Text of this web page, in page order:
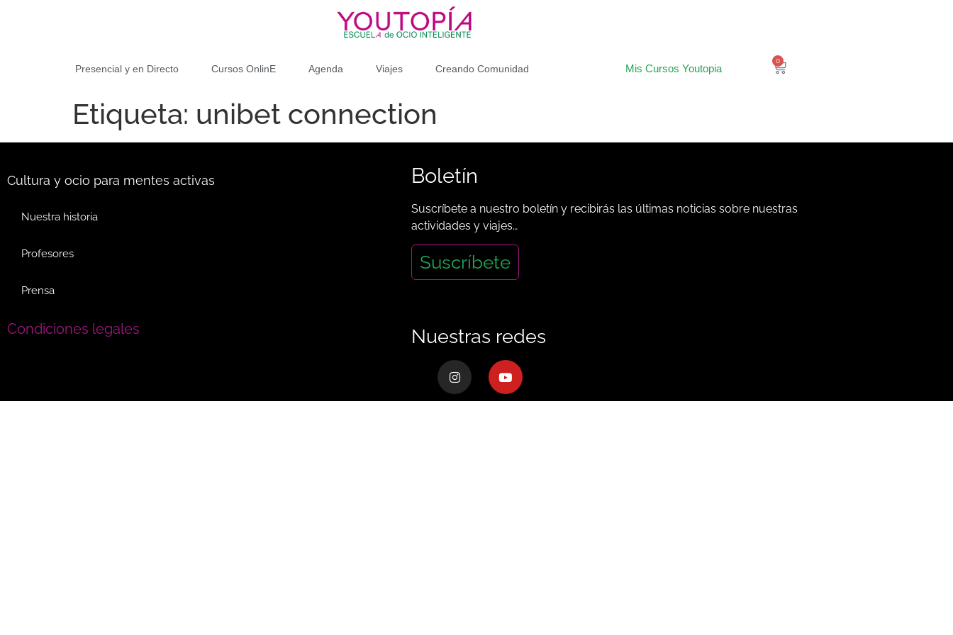
Presencial y en Directo Cursos OnlinE Agenda Viajes Creando Comunidad Mis Cursos Youtopia
0
Etiqueta: unibet connection
Cultura y ocio para mentes activas
Nuestra historia
Profesores
Prensa
Condiciones legales
Boletín
Suscríbete a nuestro boletín y recibirás las últimas noticias sobre nuestras
actividades y viajes…
Suscríbete
Nuestras redes